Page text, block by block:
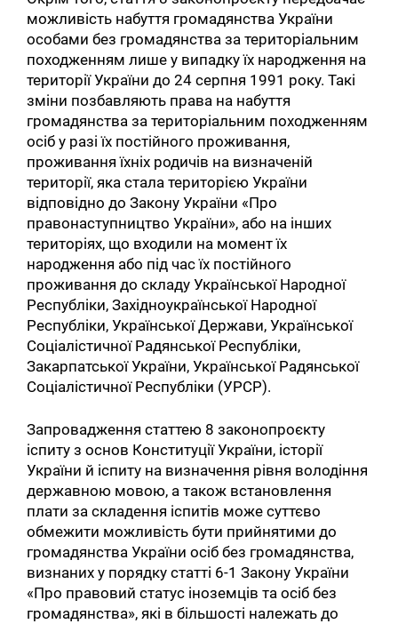
можливість набуття громадянства України
особами без громадянства за територіальним
походженням лише у випадку їх народження на
території України до 24 серпня 1991 року. Такі
зміни позбавляють права на набуття
громадянства за територіальним походженням
осіб у разі їх постійного проживання,
проживання їхніх родичів на визначеній
території, яка стала територією України
відповідно до Закону України «Про
правонаступництво України», або на інших
територіях, що входили на момент їх
народження або під час їх постійного
проживання до складу Української Народної
Республіки, Західноукраїнської Народної
Республіки, Української Держави, Української
Соціалістичної Радянської Республіки,
Закарпатської України, Української Радянської
Соціалістичної Республіки (УРСР).
Запровадження статтею 8 законопроєкту
іспиту з основ Конституції України, історії
України й іспиту на визначення рівня володіння
державною мовою, а також встановлення
плати за складення іспитів може суттєво
обмежити можливість бути прийнятими до
громадянства України осіб без громадянства,
визнаних у порядку статті 6-1 Закону України
«Про правовий статус іноземців та осіб без
громадянства», які в більшості належать до